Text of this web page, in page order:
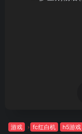
游戏 fc红白机 h5游戏